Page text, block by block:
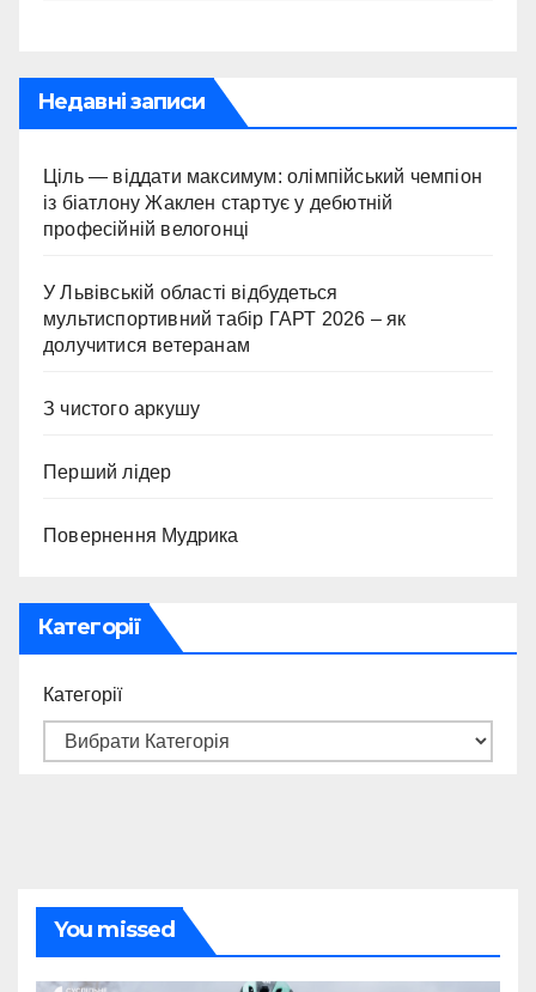
Недавні записи
Ціль — віддати максимум: олімпійський чемпіон
із біатлону Жаклен стартує у дебютній
професійній велогонці
У Львівській області відбудеться
мультиспортивний табір ГАРТ 2026 – як
долучитися ветеранам
З чистого аркушу
Перший лідер
Повернення Мудрика
Категорії
Категорії
You missed